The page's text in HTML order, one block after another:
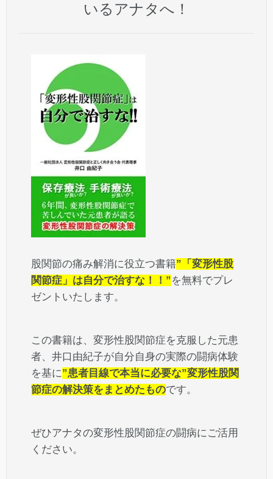
いるアナタへ！
股関節の痛み解消に役立つ書籍”「変形性股
関節症」は自分で治すな！！”を無料でプレ
ゼントいたします。
この書籍は、変形性股関節症を克服した元患
者、井口由紀子が自分自身の実際の闘病体験
を基に”患者目線で本当に必要な”変形性股関
節症の解決策をまとめたものです。
ぜひアナタの変形性股関節症の闘病にご活用
ください。